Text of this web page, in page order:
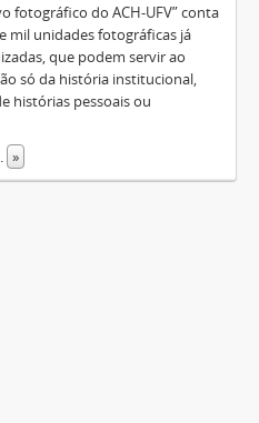
fotográfico do ACH-UFV” conta
mil unidades fotográficas já
que podem servir ao
só da história institucional,
histórias pessoais ou
»